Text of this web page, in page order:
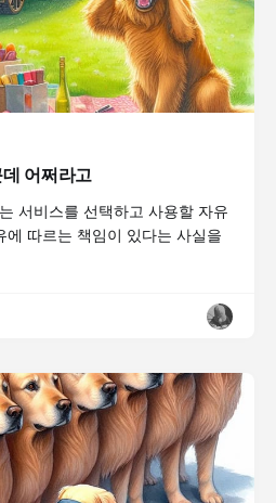
어쩌라고
서비스를 선택하고 사용할 자유
에 따르는 책임이 있다는 사실을